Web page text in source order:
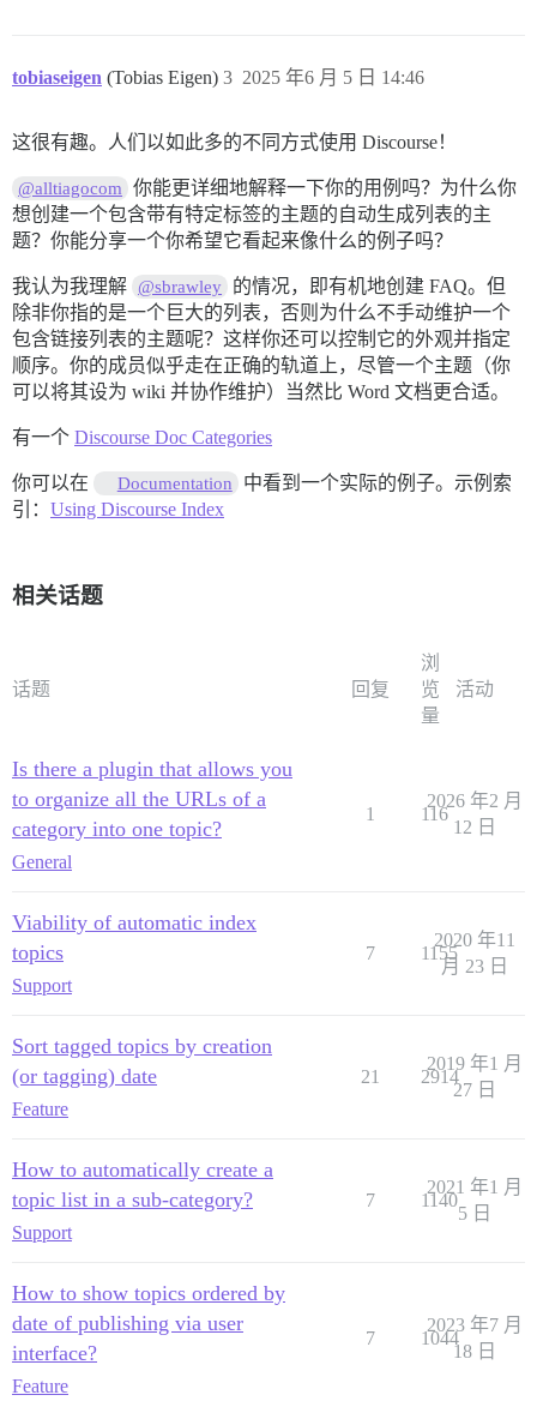
tobiaseigen (Tobias Eigen) 2025 年6 月 5 日 14:46
3
这很有趣。人们以如此多的不同方式使用 Discourse！
@alltiagocom
你能更详细地解释一下你的用例吗？为什么你
想创建一个包含带有特定标签的主题的自动生成列表的主
题？你能分享一个你希望它看起来像什么的例子吗？
我认为我理解 @sbrawley
的情况，即有机地创建 FAQ。但
除非你指的是一个巨大的列表，否则为什么不手动维护一个
包含链接列表的主题呢？这样你还可以控制它的外观并指定
顺序。你的成员似乎走在正确的轨道上，尽管一个主题（你
可以将其设为 wiki 并协作维护）当然比 Word 文档更合适。
有一个 Discourse Doc Categories
你可以在 Documentation
中看到一个实际的例子。示例索
引： Using Discourse Index
相关话题
话题 回复
浏
览
量
活动
Is there a plugin that allows you
to organize all the URLs of a
category into one topic?
General
1 116
2026 年2 月
12 日
Viability of automatic index
topics
Support
7 1155
2020 年11
月 23 日
Sort tagged topics by creation
(or tagging) date
Feature
21 2914
2019 年1 月
27 日
How to automatically create a
topic list in a sub-category?
Support
7 1140
2021 年1 月
5 日
How to show topics ordered by
date of publishing via user
interface?
Feature
7 1044
2023 年7 月
18 日